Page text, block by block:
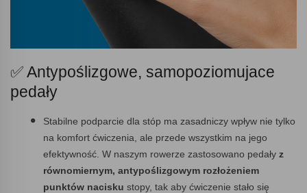
✅ Antypoślizgowe, samopoziomujace
pedały
Stabilne podparcie dla stóp ma zasadniczy wpływ nie tylko
na komfort ćwiczenia, ale przede wszystkim na jego
efektywność. W naszym rowerze zastosowano pedały z
równomiernym, antypoślizgowym rozłożeniem
punktów nacisku stopy, tak aby ćwiczenie stało się